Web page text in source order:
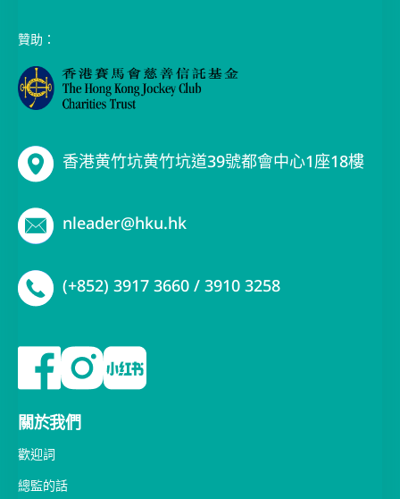
贊助：
香港黄竹坑黄竹坑道39號都會中心1座18樓
nleader@hku.hk
(+852) 3917 3660 / 3910 3258
關於我們
歡迎詞
總監的話